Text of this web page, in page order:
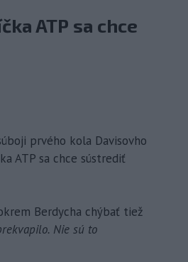
ATP sa chce
prvého kola Davisovho
ATP sa chce sústrediť
Berdycha chýbať tiež
Nie sú to